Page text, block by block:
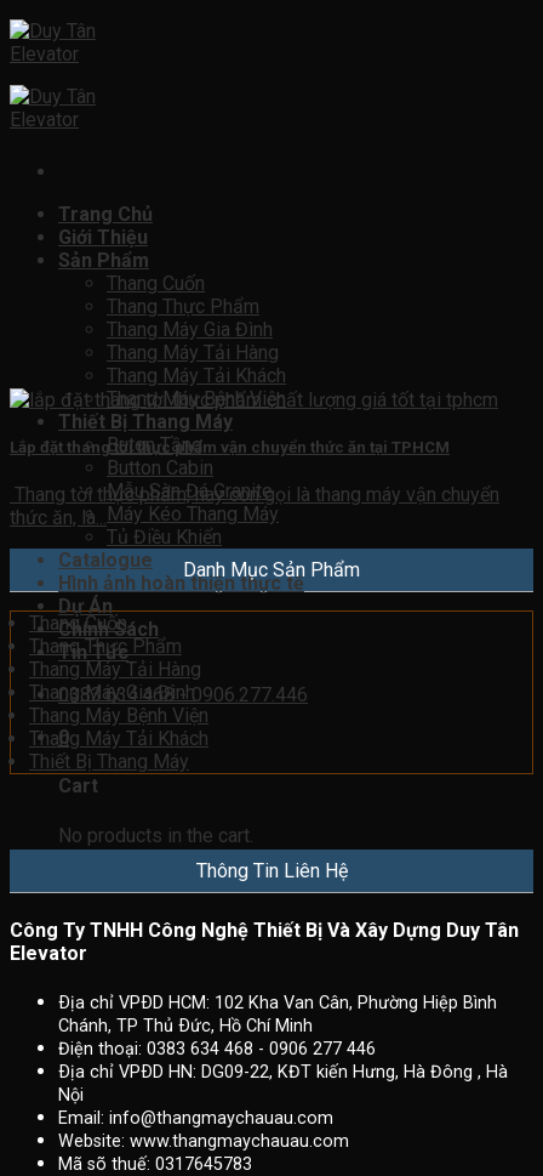
Skip
to
content
Trang Chủ
Giới Thiệu
Sản Phẩm
Thang Cuốn
Thang Thực Phẩm
Thang Máy Gia Đình
Thang Máy Tải Hàng
Thang Máy Tải Khách
Thang Máy Bệnh Viện
Thiết Bị Thang Máy
Buton Tầng
Button Cabin
Mẫu Sàn Đá Granite
Máy Kéo Thang Máy
Tủ Điều Khiển
Catalogue
Hình ảnh hoàn thiện thực tế
Dự Án
Chính Sách
Tin Tức
0383.634.468 - 0906.277.446
0
Cart
No products in the cart.
Lắp đặt thang tời thực phẩm vận chuyển thức ăn tại TPHCM
Thang tời thực phẩm, hay còn gọi là thang máy vận chuyển
thức ăn, là...
Danh Mục Sản Phẩm
Thang Cuốn
Thang Thực Phẩm
Thang Máy Tải Hàng
Thang Máy Gia Đình
Thang Máy Bệnh Viện
Thang Máy Tải Khách
Thiết Bị Thang Máy
Thông Tin Liên Hệ
Công Ty TNHH Công Nghệ Thiết Bị Và Xây Dựng Duy Tân
Elevator
Ðịa chỉ VPÐD HCM: 102 Kha Van Cân, Phường Hiệp Bình
Chánh, TP Thủ Ðức, Hồ Chí Minh
Điện thoại: 0383 634 468 - 0906 277 446
Ðịa chỉ VPÐD HN: DG09-22, KĐT kiến Hưng, Hà Đông , Hà
Nội
Email: info@thangmaychauau.com
Website: www.thangmaychauau.com
Mã sõ thuế: 0317645783